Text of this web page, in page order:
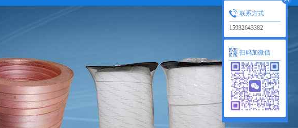
联系方式
15932643382
扫码加微信